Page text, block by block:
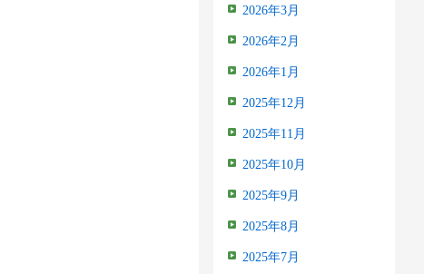
2026年3月
2026年2月
2026年1月
2025年12月
2025年11月
2025年10月
2025年9月
2025年8月
2025年7月